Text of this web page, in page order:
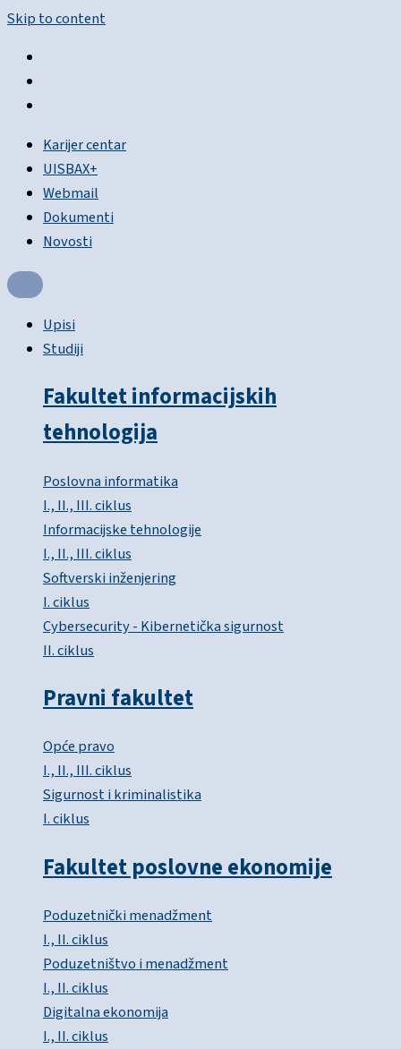
Skip to content
Karijer centar
UISBAX+
Webmail
Dokumenti
Novosti
Upisi
Studiji
Fakultet informacijskih
tehnologija
Poslovna informatika
I., II., III. ciklus
Informacijske tehnologije
I., II., III. ciklus
Softverski inženjering
I. ciklus
Cybersecurity - Kibernetička sigurnost
II. ciklus
Pravni fakultet
Opće pravo
I., II., III. ciklus
Sigurnost i kriminalistika
I. ciklus
Fakultet poslovne ekonomije
Poduzetnički menadžment
I., II. ciklus
Poduzetništvo i menadžment
I., II. ciklus
Digitalna ekonomija
I., II. ciklus